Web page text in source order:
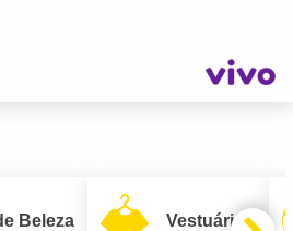
Beleza Vestuário